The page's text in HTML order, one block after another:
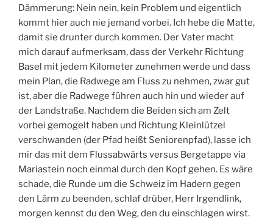
Dämmerung: Nein nein, kein Problem und eigentlich
kommt hier auch nie jemand vorbei. Ich hebe die Matte,
damit sie drunter durch kommen. Der Vater macht
mich darauf aufmerksam, dass der Verkehr Richtung
Basel mit jedem Kilometer zunehmen werde und dass
mein Plan, die Radwege am Fluss zu nehmen, zwar gut
ist, aber die Radwege führen auch hin und wieder auf
der Landstraße. Nachdem die Beiden sich am Zelt
vorbei gemogelt haben und Richtung Kleinlützel
verschwanden (der Pfad heißt Seniorenpfad), lasse ich
mir das mit dem Flussabwärts versus Bergetappe via
Mariastein noch einmal durch den Kopf gehen. Es wäre
schade, die Runde um die Schweiz im Hadern gegen
den Lärm zu beenden, schlaf drüber, Herr Irgendlink,
morgen kennst du den Weg, den du einschlagen wirst.